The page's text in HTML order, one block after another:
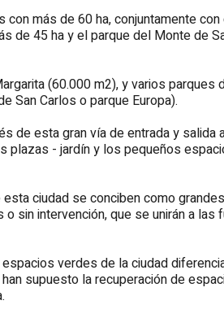
más de 60 ha, conjuntamente
de 45 ha y el parque del Monte de
(60.000 m2), y varios parques
San Carlos o parque Europa).
de esta gran vía de entrada y salida
plazas - jardín y los pequeños
ciudad se conciben como
sin intervención, que se unirán a las
verdes de la ciudad
supuesto la recuperación de